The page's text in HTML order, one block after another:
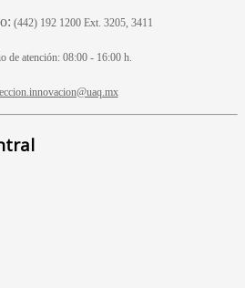
(442) 192 1200 Ext. 3205, 3411
de atención:08:00 - 16:00 h.